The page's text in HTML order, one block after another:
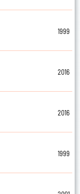
1999
2016
2016
1999